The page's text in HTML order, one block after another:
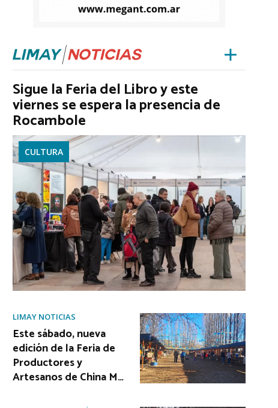
Sigue la Feria del Libro y este
viernes se espera la presencia de
Rocambole
CULTURA
LIMAY NOTICIAS
Este sábado, nueva
edición de la Feria de
Productores y
Artesanos de China M…